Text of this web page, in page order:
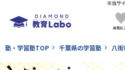
塾・学習塾TOP 千葉県の学習塾 八